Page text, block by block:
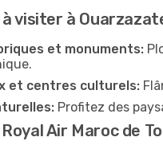
visiter à
et monuments:
et centres culturels:
Profitez des
Royal Air Maroc de